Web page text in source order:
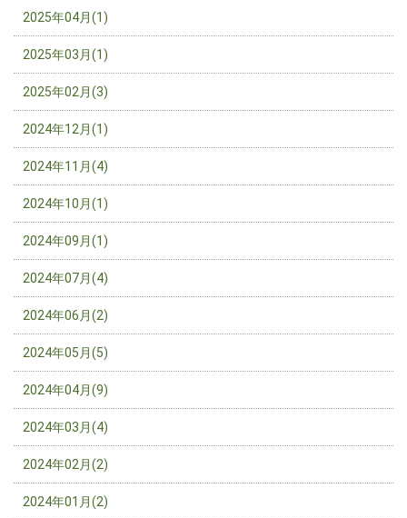
2025年04月(1)
2025年03月(1)
2025年02月(3)
2024年12月(1)
2024年11月(4)
2024年10月(1)
2024年09月(1)
2024年07月(4)
2024年06月(2)
2024年05月(5)
2024年04月(9)
2024年03月(4)
2024年02月(2)
2024年01月(2)